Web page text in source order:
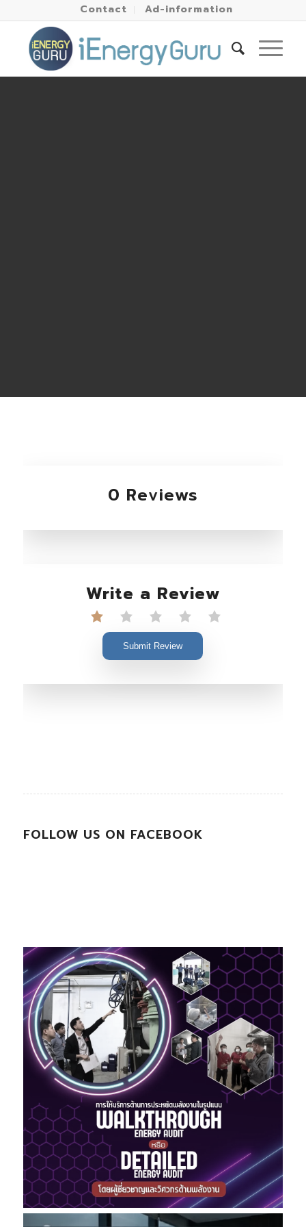
Contact Ad-information
0 Reviews
Write a Review
Submit Review
FOLLOW US ON FACEBOOK